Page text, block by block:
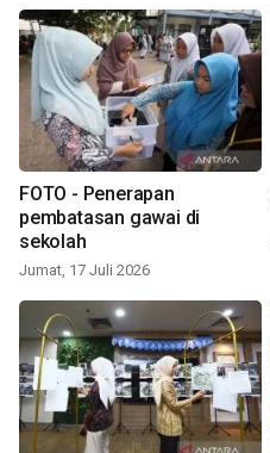
FOTO - Penerapan
pembatasan gawai di
sekolah
Jumat, 17 Juli 2026